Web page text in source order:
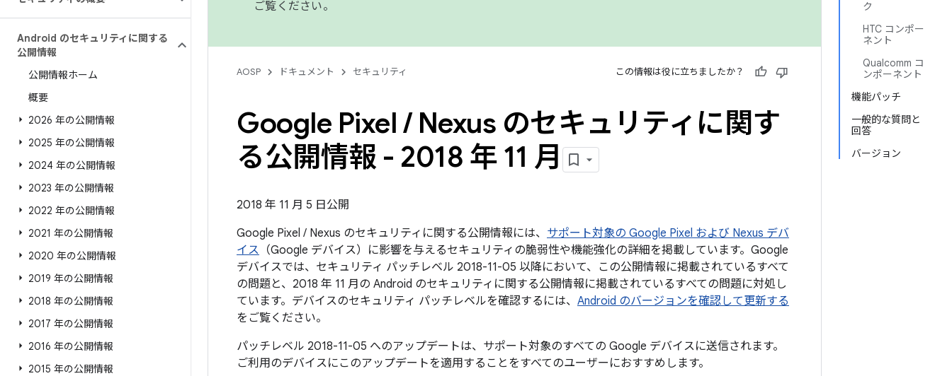
Android のセキュリティに関する
公開情報
公開情報ホーム
概要
2026 年の公開情報
2025 年の公開情報
2024 年の公開情報
2023 年の公開情報
2022 年の公開情報
2021 年の公開情報
2020 年の公開情報
2019 年の公開情報
2018 年の公開情報
2017 年の公開情報
2016 年の公開情報
2015 年の公開情報
ク
HTC コンポー
ネント
Qualcomm コ
ンポーネント
機能パッチ
一般的な質問と
回答
バージョン
ご覧ください。
AOSP ドキュメント セキュリティ この情報は役に立ちましたか？
Google Pixel /Nexus のセキュリティに関す
る公開情報 - 2018 年 11 月
2018 年 11 月 5 日公開
Google Pixel / Nexus のセキュリティに関する公開情報には、 サポート対象の Google Pixel および Nexus デバ
イス （Google デバイス）に影響を与えるセキュリティの脆弱性や機能強化の詳細を掲載しています。Google
デバイスでは、セキュリティ パッチレベル 2018-11-05 以降において、この公開情報に掲載されているすべて
の問題と、2018 年 11 月の Android のセキュリティに関する公開情報に掲載されているすべての問題に対処し
ています。デバイスのセキュリティ パッチレベルを確認するには、 Android のバージョンを確認して更新する
をご覧ください。
パッチレベル 2018-11-05 へのアップデートは、サポート対象のすべての Google デバイスに送信されます。
ご利用のデバイスにこのアップデートを適用することをすべてのユーザーにおすすめします。